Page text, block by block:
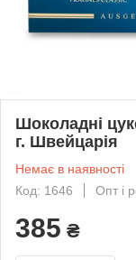
Шоколадні
г. Швейцарія
Немає в наявності
Код: 1646
Опт і
385 ₴